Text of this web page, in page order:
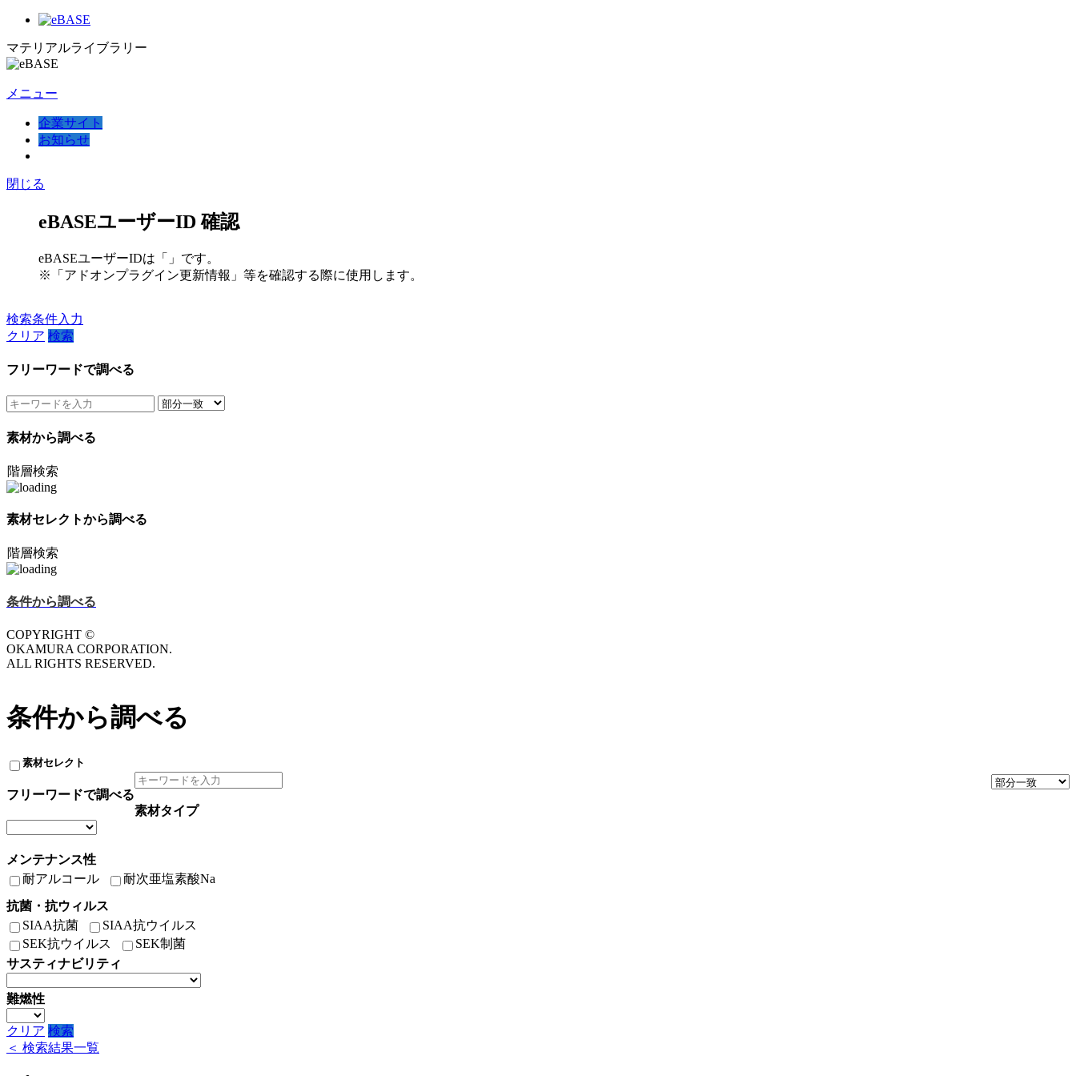
マテリアルライブラリー
メニュー
企業サイト
お知らせ
閉じる
eBASEユーザーID 確認
eBASEユーザーIDは「
」です。
※「アドオンプラグイン更新情報」等を確認する際に使用します。
検索条件入力
クリア 検索
フリーワードで調べる
素材から調べる
階層検索
素材セレクトから調べる
階層検索
条件から調べる
COPYRIGHT ©
OKAMURA CORPORATION.
ALL RIGHTS RESERVED.
条件から調べる
素材セレクト
フリーワードで調べる
素材タイプ
メンテナンス性
耐アルコール
耐次亜塩素酸Na
抗菌・抗ウィルス
SIAA抗菌
SIAA抗ウイルス
SEK抗ウイルス
SEK制菌
サスティナビリティ
難燃性
クリア 検索
＜ 検索結果一覧